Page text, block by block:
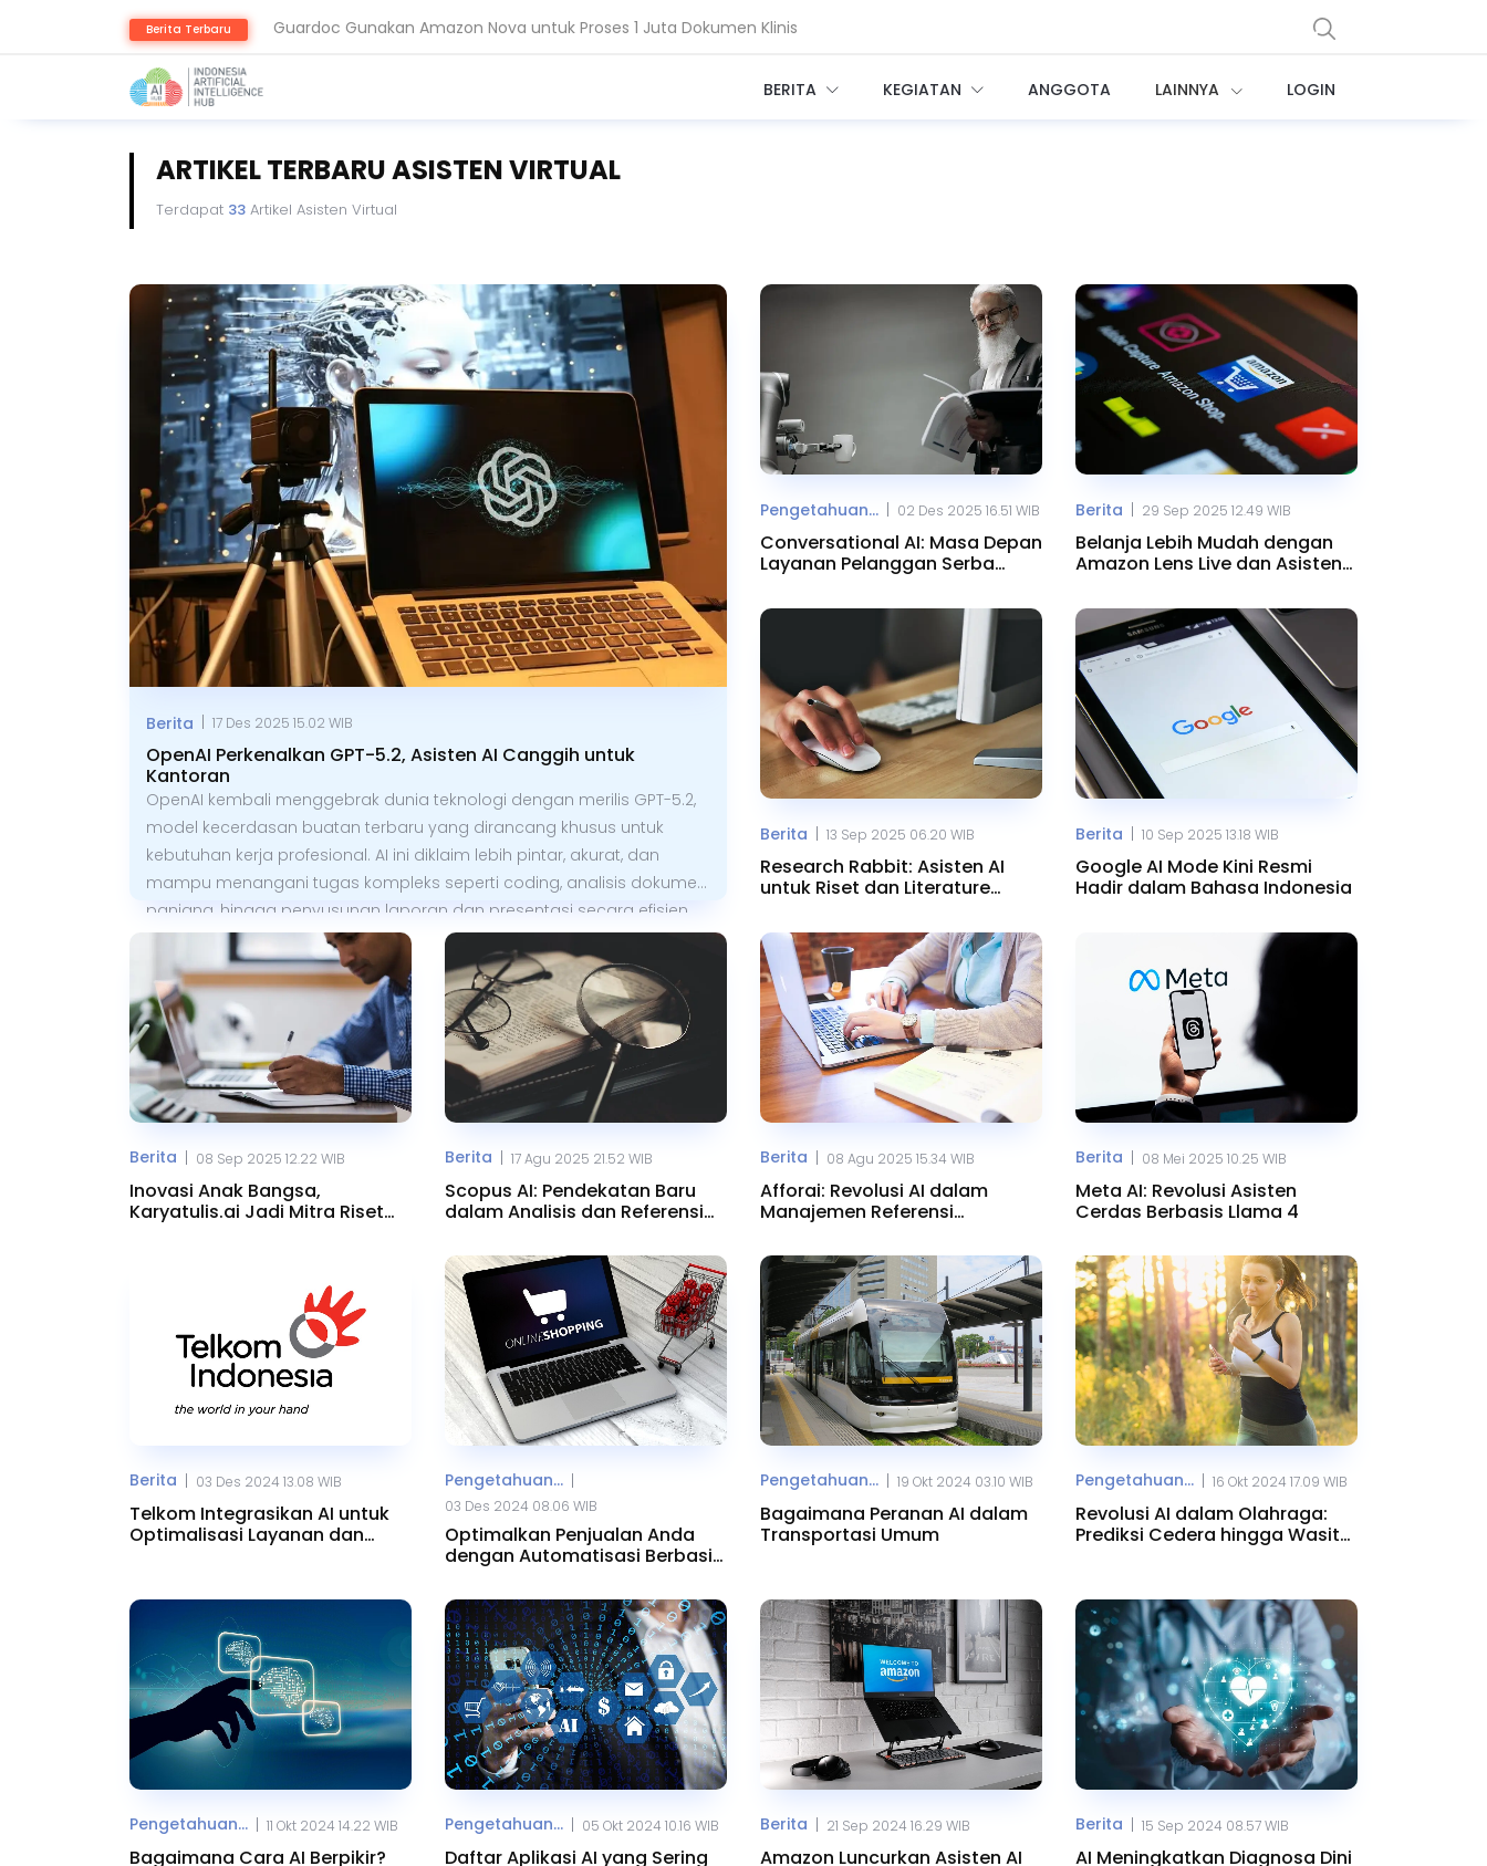
Berita Terbaru Guardoc Gunakan Amazon Nova untuk Proses 1 Juta Dokumen Klinis
BERITA KEGIATAN ANGGOTA LAINNYA LOGIN
ARTIKEL TERBARU ASISTEN VIRTUAL
Terdapat 33Artikel Asisten Virtual
OpenAI Perkenalkan GPT-5.2, Asisten AI Canggih untuk
Kantoran
Berita 17 Des 2025 15.02 WIB
OpenAI kembali menggebrak dunia teknologi dengan merilis GPT-5.2,
model kecerdasan buatan terbaru yang dirancang khusus untuk
kebutuhan kerja profesional. AI ini diklaim lebih pintar, akurat, dan
mampu menangani tugas kompleks seperti coding, analisis dokumen
panjang, hingga penyusunan laporan dan presentasi secara efisien.
Pengetahuan... | 02 Des 2025 16.51 WIB
Conversational AI: Masa Depan
Layanan Pelanggan Serba
Berita | 29 Sep 2025 12.49 WIB
Belanja Lebih Mudah dengan
Amazon Lens Live dan Asisten
Berita | 13 Sep 2025 06.20 WIB
Research Rabbit: Asisten AI
untuk Riset dan Literature
Berita | 10 Sep 2025 13.18 WIB
Google AI Mode Kini Resmi
Hadir dalam Bahasa Indonesia
Berita 08 Sep 2025 12.22 WIB
Inovasi Anak Bangsa,
Karyatulis.ai Jadi Mitra Riset
Berita 17 Agu 2025 21.52 WIB
Scopus AI: Pendekatan Baru
dalam Analisis dan Referensi
Berita 08 Agu 2025 15.34 WIB
Afforai: Revolusi AI dalam
Manajemen Referensi
Berita 08 Mei 2025 10.25 WIB
Meta AI: Revolusi Asisten
Cerdas Berbasis Llama 4
Berita 03 Des 2024 13.08 WIB
Telkom Integrasikan AI untuk
Optimalisasi Layanan dan
Pengetahuan...
03 Des 2024 08.06 WIB
Optimalkan Penjualan Anda
dengan Automatisasi Berbasis
Pengetahuan... 19 Okt 2024 03.10 WIB
Bagaimana Peranan AI dalam
Transportasi Umum
Pengetahuan... 16 Okt 2024 17.09 WIB
Revolusi AI dalam Olahraga:
Prediksi Cedera hingga Wasit
Pengetahuan... 11 Okt 2024 14.22 WIB
Bagaimana Cara AI Berpikir?
Pengetahuan... 05 Okt 2024 10.16 WIB
Daftar Aplikasi AI yang Sering
Berita 21 Sep 2024 16.29 WIB
Amazon Luncurkan Asisten AI
Berita 15 Sep 2024 08.57 WIB
AI Meningkatkan Diagnosa Dini